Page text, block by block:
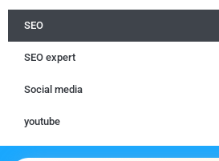
SEO
SEO expert
Social media
youtube